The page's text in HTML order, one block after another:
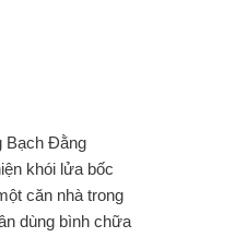
Bạch Đằng
khói lửa bốc
căn nhà trong
dùng bình chữa